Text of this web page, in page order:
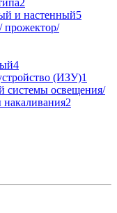
и настенный5
прожектор/
4
(ИЗУ)1
системы освещения/
накаливания2